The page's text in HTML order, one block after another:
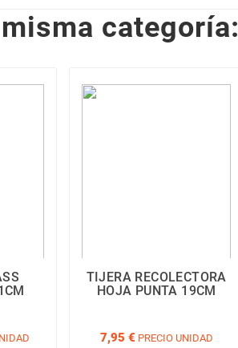
categoría:
TIJERA RECOLECTORA
HOJA PUNTA 19CM
7,95 € PRECIO UNIDAD